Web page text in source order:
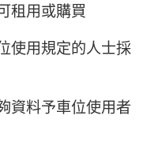
租用或購買
使用規定的人士採
資料予車位使用者